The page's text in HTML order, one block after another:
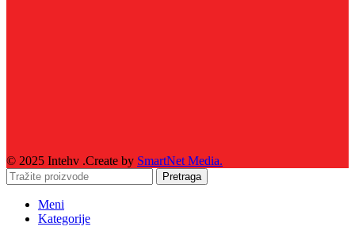
© 2025 Intehv .Create by SmartNet Media.
Pretraga
Meni
Kategorije